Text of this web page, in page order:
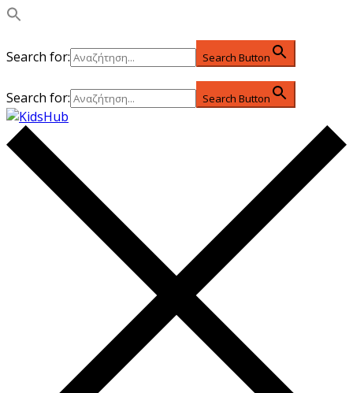
Search for: Search Button
Search for: Search Button